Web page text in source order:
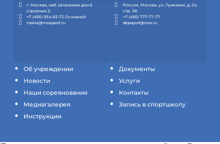
Об учреждении
Новости
Наши соревнования
Медиагалерея
Инструкции
Документы
Услуги
Контакты
Запись в спортшколу
г. Москва, наб. Шлюзовая дом 6
строение 3;
+7 (495) 934-93-73 Основной
mskia@mossport.ru
Россия, Москва, ул. Лужники, д. 24,
стр. 38
+7 (495) 777-77-77
depsport@mos.ru